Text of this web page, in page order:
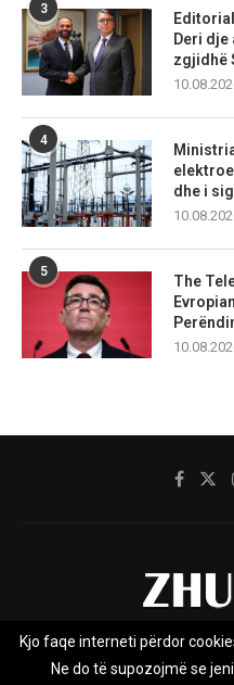
3
Deri dje
zgjidhë
4
dhe i
5
The
Rreth nesh
Kjo faqe interneti përdor
Ne do të supozojmë se